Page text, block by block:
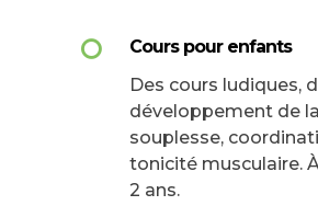
Cours pour enfants
Des cours ludiques,
développement de la
souplesse,
tonicité musculaire.
2 ans.